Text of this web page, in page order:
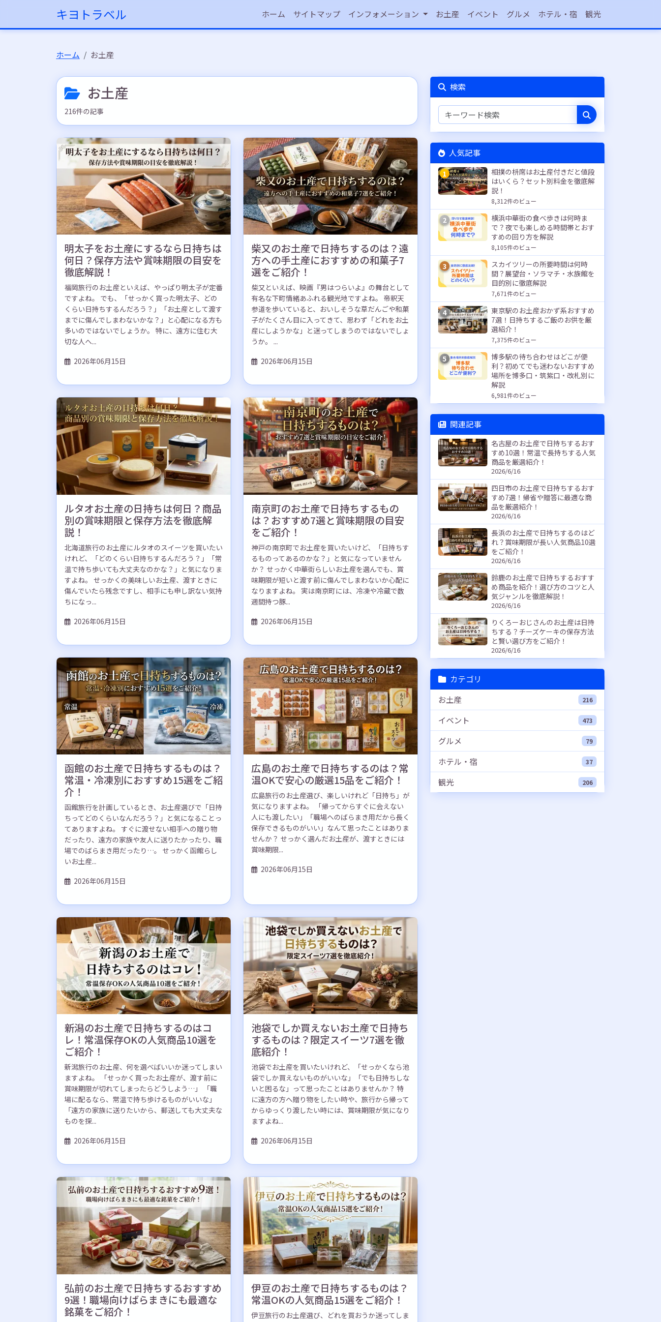
キヨトラベル ホーム サイトマップ インフォメーション お土産 イベント グルメ ホテル・宿 観光
ホーム お土産
お土産
216件の記事
明太子をお土産にするなら日持ちは
何日？保存方法や賞味期限の目安を
徹底解説！
福岡旅行のお土産といえば、やっぱり明太子が定番
ですよね。 でも、「せっかく買った明太子、どの
くらい日持ちするんだろう？」「お土産として渡す
までに傷んでしまわないかな？」と心配になる方も
多いのではないでしょうか。 特に、遠方に住む大
切な人へ...
2026年06月15日
柴又のお土産で日持ちするのは？遠
方への手土産におすすめの和菓子7
選をご紹介！
柴又といえば、映画『男はつらいよ』の舞台として
有名な下町情緒あふれる観光地ですよね。 帝釈天
参道を歩いていると、おいしそうな草だんごや和菓
子がたくさん目に入ってきて、思わず「どれをお土
産にしようかな」と迷ってしまうのではないでしょ
うか。 ...
2026年06月15日
ルタオお土産の日持ちは何日？商品
別の賞味期限と保存方法を徹底解
説！
北海道旅行のお土産にルタオのスイーツを買いたい
けれど、「どのくらい日持ちするんだろう？」「常
温で持ち歩いても大丈夫なのかな？」と気になりま
すよね。 せっかくの美味しいお土産、渡すときに
傷んでいたら残念ですし、相手にも申し訳ない気持
ちになっ...
2026年06月15日
南京町のお土産で日持ちするもの
は？おすすめ7選と賞味期限の目安
をご紹介！
神戸の南京町でお土産を買いたいけど、「日持ちす
るものってあるのかな？」と気になっていません
か？ せっかく中華街らしいお土産を選んでも、賞
味期限が短いと渡す前に傷んでしまわないか心配に
なりますよね。 実は南京町には、冷凍や冷蔵で数
週間持つ豚...
2026年06月15日
函館のお土産で日持ちするものは？
常温・冷凍別におすすめ15選をご紹
介！
函館旅行を計画しているとき、お土産選びで「日持
ちってどのくらいなんだろう？」と気になることっ
てありますよね。 すぐに渡せない相手への贈り物
だったり、遠方の家族や友人に送りたかったり、職
場でのばらまき用だったり…。 せっかく函館らし
いお土産...
2026年06月15日
広島のお土産で日持ちするのは？常
温OKで安心の厳選15品をご紹介！
広島旅行のお土産選び、楽しいけれど「日持ち」が
気になりますよね。 「帰ってからすぐに会えない
人にも渡したい」「職場へのばらまき用だから長く
保存できるものがいい」なんて思ったことはありま
せんか？ せっかく選んだお土産が、渡すときには
賞味期限...
2026年06月15日
新潟のお土産で日持ちするのはコ
レ！常温保存OKの人気商品10選を
ご紹介！
新潟旅行のお土産、何を選べばいいか迷ってしまい
ますよね。 「せっかく買ったお土産が、渡す前に
賞味期限が切れてしまったらどうしよう…」 「職
場に配るなら、常温で持ち歩けるものがいいな」
「遠方の家族に送りたいから、郵送しても大丈夫な
ものを探...
2026年06月15日
池袋でしか買えないお土産で日持ち
するものは？限定スイーツ7選を徹
底紹介！
池袋でお土産を買いたいけれど、「せっかくなら池
袋でしか買えないものがいいな」「でも日持ちしな
いと困るな」って思ったことはありませんか？ 特
に遠方の方へ贈り物をしたい時や、旅行から帰って
からゆっくり渡したい時には、賞味期限が気になり
ますよね...
2026年06月15日
弘前のお土産で日持ちするおすすめ
9選！職場向けばらまきにも最適な
銘菓をご紹介！
伊豆のお土産で日持ちするものは？
常温OKの人気商品15選をご紹介！
伊豆旅行のお土産選び、どれを買おうか迷ってしま
検索
人気記事
1
相撲の枡席はお土産付きだと値段
はいくら？セット別料金を徹底解
説！
8,312件のビュー
2
横浜中華街の食べ歩きは何時ま
で？夜でも楽しめる時間帯とおす
すめの回り方を解説
8,105件のビュー
3
スカイツリーの所要時間は何時
間？展望台・ソラマチ・水族館を
目的別に徹底解説
7,671件のビュー
4
東京駅のお土産おかず系おすすめ
7選！日持ちするご飯のお供を厳
選紹介！
7,375件のビュー
5
博多駅の待ち合わせはどこが便
利？初めてでも迷わないおすすめ
場所を博多口・筑紫口・改札別に
解説
6,981件のビュー
関連記事
名古屋のお土産で日持ちするおす
すめ10選！常温で長持ちする人気
商品を厳選紹介！
2026/6/16
四日市のお土産で日持ちするおす
すめ7選！帰省や贈答に最適な商
品を厳選紹介！
2026/6/16
長浜のお土産で日持ちするのはど
れ？賞味期限が長い人気商品10選
をご紹介！
2026/6/16
鈴鹿のお土産で日持ちするおすす
め商品を紹介！選び方のコツと人
気ジャンルを徹底解説！
2026/6/16
りくろーおじさんのお土産は日持
ちする？チーズケーキの保存方法
と賢い選び方をご紹介！
2026/6/16
カテゴリ
お土産
216
イベント 473
グルメ 79
ホテル・宿 37
観光 206